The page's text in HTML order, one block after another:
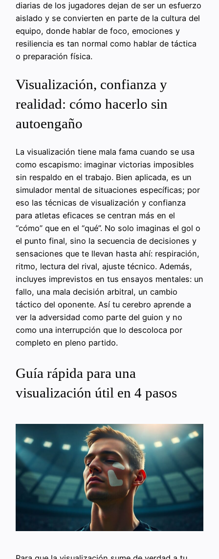
diarias de los jugadores dejan de ser un esfuerzo
aislado y se convierten en parte de la cultura del
equipo, donde hablar de foco, emociones y
resiliencia es tan normal como hablar de táctica
o preparación física.
Visualización, confianza y
realidad: cómo hacerlo sin
autoengaño
La visualización tiene mala fama cuando se usa
como escapismo: imaginar victorias imposibles
sin respaldo en el trabajo. Bien aplicada, es un
simulador mental de situaciones específicas; por
eso las técnicas de visualización y confianza
para atletas eficaces se centran más en el
“cómo” que en el “qué”. No solo imaginas el gol o
el punto final, sino la secuencia de decisiones y
sensaciones que te llevan hasta ahí: respiración,
ritmo, lectura del rival, ajuste técnico. Además,
incluyes imprevistos en tus ensayos mentales: un
fallo, una mala decisión arbitral, un cambio
táctico del oponente. Así tu cerebro aprende a
ver la adversidad como parte del guion y no
como una interrupción que lo descoloca por
completo en pleno partido.
Guía rápida para una
visualización útil en 4 pasos